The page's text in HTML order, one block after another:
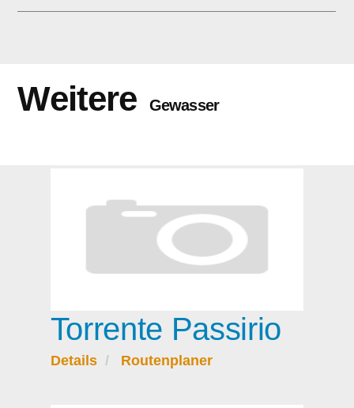
Weitere Gewasser
Torrente Passirio
Details Routenplaner